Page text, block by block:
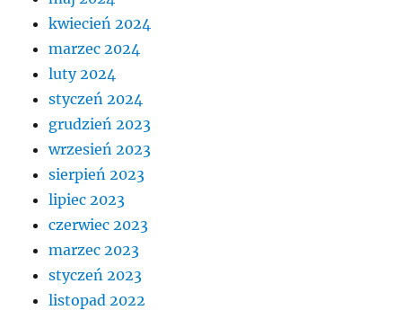
kwiecień 2024
marzec 2024
luty 2024
styczeń 2024
grudzień 2023
wrzesień 2023
sierpień 2023
lipiec 2023
czerwiec 2023
marzec 2023
styczeń 2023
listopad 2022